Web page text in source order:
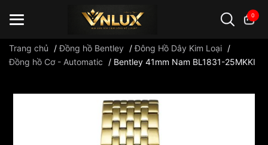
0
Trang chủ /Đồng hồ Bentley /Đông Hồ Dây Kim Loại /
Đồng hồ Cơ - Automatic
/ Bentley 41mm Nam BL1831-25MKKI